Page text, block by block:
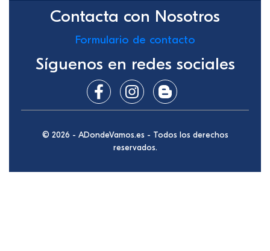
Contacta con Nosotros
Formulario de contacto
Síguenos en redes sociales
© 2026 - ADondeVamos.es - Todos los derechos
reservados.